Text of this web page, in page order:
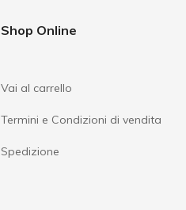
Shop Online
Vai al carrello
Termini e Condizioni di vendita
Spedizione